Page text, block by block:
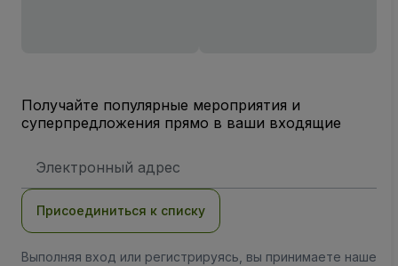
Получайте популярные мероприятия и
суперпредложения прямо в ваши входящие
электронной
Присоединиться к списку
Выполняя вход или регистрируясь, вы принимаете наше